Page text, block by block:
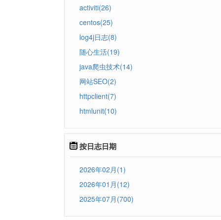
activiti(26)
centos(25)
log4j日志(8)
随心生活(19)
java爬虫技术(14)
网站SEO(2)
httpclient(7)
htmlunit(10)
按日志日期
2026年02月(1)
2026年01月(12)
2025年07月(700)